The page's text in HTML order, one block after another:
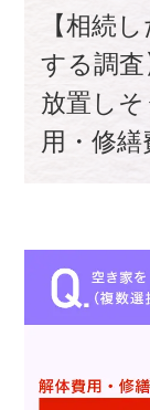
【相続
する調査
放置し
用・修繕